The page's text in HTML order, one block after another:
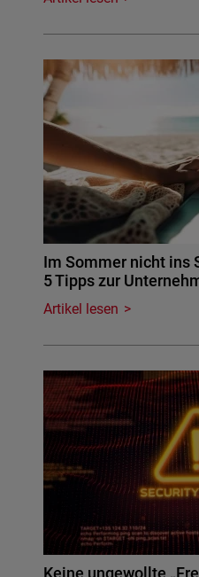
Im Sommer nicht ins
5 Tipps zur
Artikel lesen
Keine ungewollte